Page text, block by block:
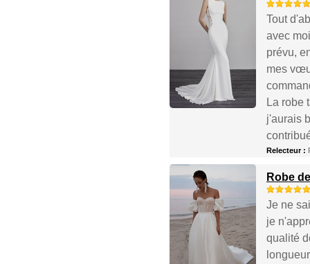
Tout
avec
prévu,
mes
La robe
j'aurais
Relecteur :
Robe
Je ne
je
qualité